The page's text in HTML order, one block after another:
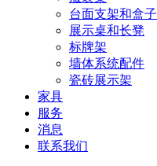
台面支架和盒子
展示桌和长凳
标牌架
墙体系统配件
瓷砖展示架
家具
服务
消息
联系我们